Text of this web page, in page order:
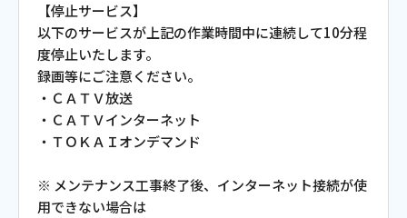
おトクなプラン
パンフレット・チラシ
会社案内
お知らせ
【停止サービス】
以下のサービスが上記の作業時間中に連続して10分程
度停止いたします。
録画等にご注意ください。
・ＣＡＴＶ放送
・ＣＡＴＶインターネット
・ＴＯＫＡＩオンデマンド
※ メンテナンス工事終了後、インターネット接続が使
用できない場合は